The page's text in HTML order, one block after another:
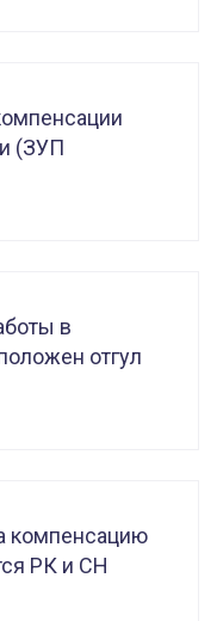
(ЗУП
в
отгул
компенсацию
РК и СН